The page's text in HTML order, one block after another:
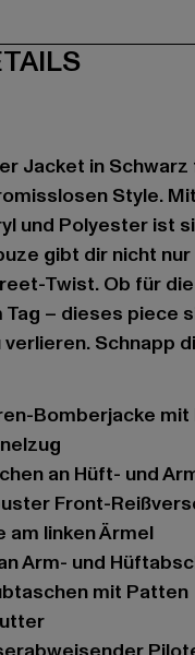
Jacket in
Style.
und Polyester ist
gibt dir nicht
Twist. Ob für
– dieses piece
Schnapp
Bomberjacke
an Hüft- und
Front-
am linken Ärmel
Arm- und
mit Patten